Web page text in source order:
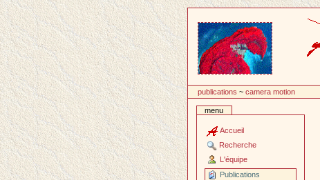
contenu
publications ~camera motion
menu
Accueil
Recherche
L'équipe
Publications